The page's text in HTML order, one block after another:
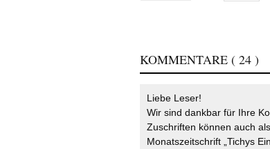
KOMMENTARE ( 24 )
Liebe Leser!
Wir sind dankbar für Ihre
Zuschriften können auch
Monatszeitschrift „Tichys